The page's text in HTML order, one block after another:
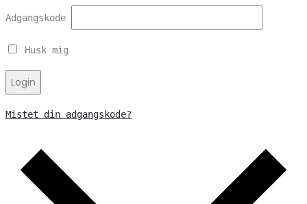
Adgangskode
Husk mig
Login
Mistet din adgangskode?